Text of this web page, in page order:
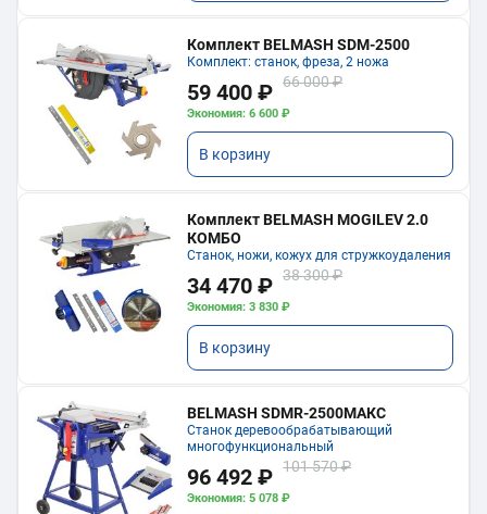
Комплект BELMASH SDM-2500
Комплект: станок, фреза, 2 ножа
59 400 ₽ 66 000 ₽
Экономия: 6 600 ₽
В корзину
Комплект BELMASH MOGILEV 2.0
КОМБО
Станок, ножи, кожух для стружкоудаления
34 470 ₽ 38 300 ₽
Экономия: 3 830 ₽
В корзину
BELMASH SDMR-2500МАКС
Станок деревообрабатывающий
многофункциональный
96 492 ₽ 101 570 ₽
Экономия: 5 078 ₽